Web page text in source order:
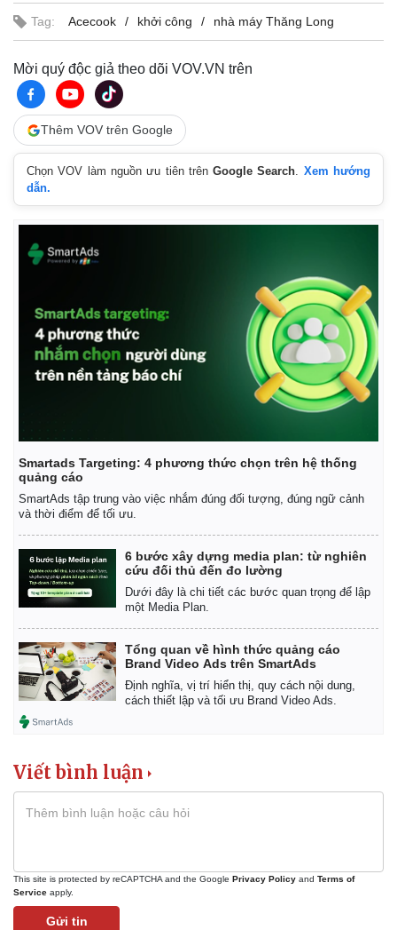
Vụ án
Tag: Acecook khởi công nhà máy Thăng Long
Mời quý độc giả theo dõi VOV.VN trên
Thêm VOV trên Google
Chọn VOV làm nguồn ưu tiên trênGoogle Search. Xem hướng
dẫn.
Smartads Targeting: 4 phương thức chọn trên hệ thống
quảng cáo
SmartAds tập trung vào việc nhắm đúng đối tượng, đúng ngữ cảnh
và thời điểm để tối ưu.
6 bước xây dựng media plan: từ nghiên
cứu đối thủ đến đo lường
Dưới đây là chi tiết các bước quan trọng để lập
một Media Plan.
Tổng quan về hình thức quảng cáo
Brand Video Ads trên SmartAds
Định nghĩa, vị trí hiển thị, quy cách nội dung,
cách thiết lập và tối ưu Brand Video Ads.
Viết bình luận
This site is protected by reCAPTCHA and the Google Privacy Policy and Terms of
Service apply.
Gửi tin